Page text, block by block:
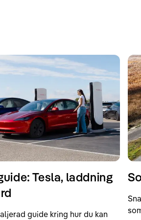
Tesla, laddning
guide kring hur du kan